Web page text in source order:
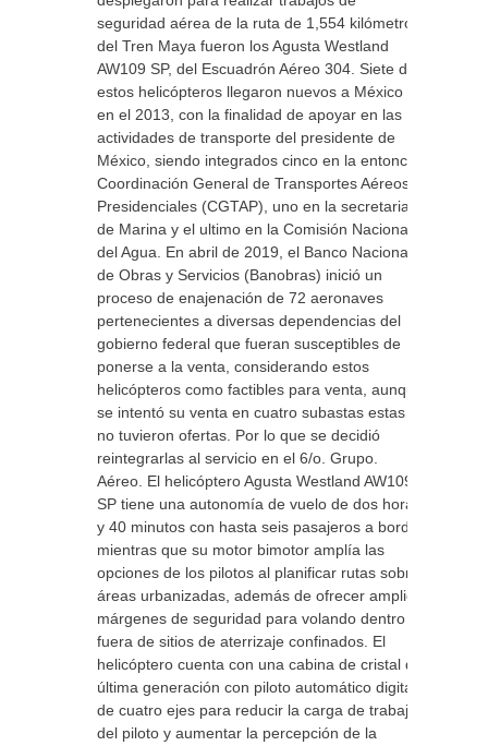
seguridad aérea de la ruta de 1,554 kilómetros
del Tren Maya fueron los Agusta Westland
AW109 SP, del Escuadrón Aéreo 304. Siete de
estos helicópteros llegaron nuevos a México
en el 2013, con la finalidad de apoyar en las
actividades de transporte del presidente de
México, siendo integrados cinco en la entonces
Coordinación General de Transportes Aéreos
Presidenciales (CGTAP), uno en la secretaria
de Marina y el ultimo en la Comisión Nacional
del Agua. En abril de 2019, el Banco Nacional
de Obras y Servicios (Banobras) inició un
proceso de enajenación de 72 aeronaves
pertenecientes a diversas dependencias del
gobierno federal que fueran susceptibles de
ponerse a la venta, considerando estos
helicópteros como factibles para venta, aunque
se intentó su venta en cuatro subastas estas
no tuvieron ofertas. Por lo que se decidió
reintegrarlas al servicio en el 6/o. Grupo.
Aéreo. El helicóptero Agusta Westland AW109
SP tiene una autonomía de vuelo de dos horas
y 40 minutos con hasta seis pasajeros a bordo,
mientras que su motor bimotor amplía las
opciones de los pilotos al planificar rutas sobre
áreas urbanizadas, además de ofrecer amplios
márgenes de seguridad para volando dentro y
fuera de sitios de aterrizaje confinados. El
helicóptero cuenta con una cabina de cristal de
última generación con piloto automático digital
de cuatro ejes para reducir la carga de trabajo
del piloto y aumentar la percepción de la